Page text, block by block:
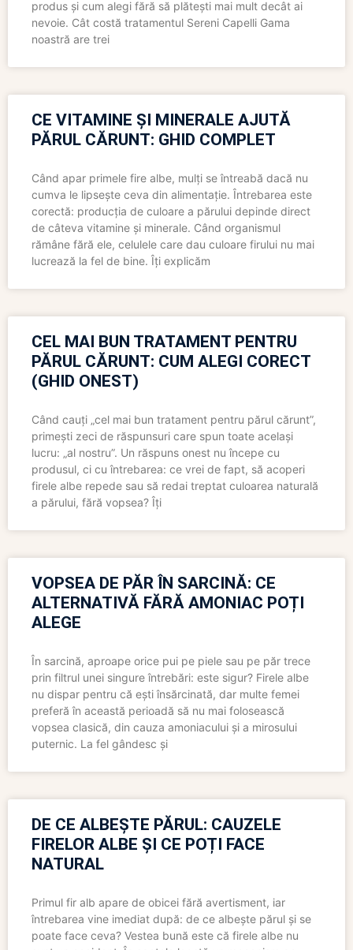
produs și cum alegi fără să plătești mai mult decât ai
nevoie. Cât costă tratamentul Sereni Capelli Gama
noastră are trei
CE VITAMINE ȘI MINERALE AJUTĂ
PĂRUL CĂRUNT: GHID COMPLET
Când apar primele fire albe, mulți se întreabă dacă nu
cumva le lipsește ceva din alimentație. Întrebarea este
corectă: producția de culoare a părului depinde direct
de câteva vitamine și minerale. Când organismul
rămâne fără ele, celulele care dau culoare firului nu mai
lucrează la fel de bine. Îți explicăm
CEL MAI BUN TRATAMENT PENTRU
PĂRUL CĂRUNT: CUM ALEGI CORECT
(GHID ONEST)
Când cauți „cel mai bun tratament pentru părul cărunt”,
primești zeci de răspunsuri care spun toate același
lucru: „al nostru”. Un răspuns onest nu începe cu
produsul, ci cu întrebarea: ce vrei de fapt, să acoperi
firele albe repede sau să redai treptat culoarea naturală
a părului, fără vopsea? Îți
VOPSEA DE PĂR ÎN SARCINĂ: CE
ALTERNATIVĂ FĂRĂ AMONIAC POȚI
ALEGE
În sarcină, aproape orice pui pe piele sau pe păr trece
prin filtrul unei singure întrebări: este sigur? Firele albe
nu dispar pentru că ești însărcinată, dar multe femei
preferă în această perioadă să nu mai folosească
vopsea clasică, din cauza amoniacului și a mirosului
puternic. La fel gândesc și
DE CE ALBEȘTE PĂRUL: CAUZELE
FIRELOR ALBE ȘI CE POȚI FACE
NATURAL
Primul fir alb apare de obicei fără avertisment, iar
întrebarea vine imediat după: de ce albește părul și se
poate face ceva? Vestea bună este că firele albe nu